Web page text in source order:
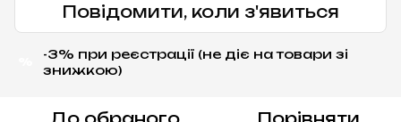
Повідомити, коли з'явиться
-3% при реєстрації (не діє на товари зі
знижкою)
До обраного Порівняти